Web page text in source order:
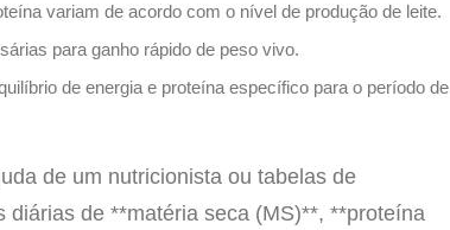
variam de acordo com o nível de produção de leite.
para ganho rápido de peso vivo.
de energia e proteína específico para o período de
de um nutricionista ou tabelas de
de **matéria seca (MS)**, **proteína